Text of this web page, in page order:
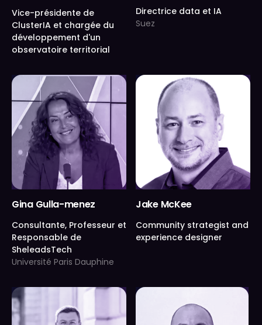
Vice-présidente de
ClusterIA et chargée du
développement d'un
observatoire territorial
Directrice data et IA
Suez
Gina Gulla-menez
Consultante, Professeur et
Responsable de
SheleadsTech
Université Paris Dauphine
Jake McKee
Community strategist and
experience designer